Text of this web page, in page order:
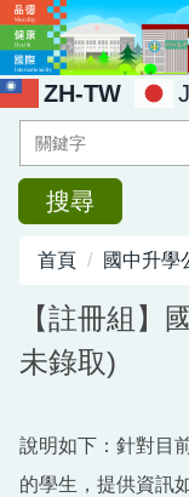
跳
到
主
要
容
ZH-TW
搜尋
首頁 國中升學
【註冊組】
未錄取)
說明如下：針對目
的學生，提供資訊